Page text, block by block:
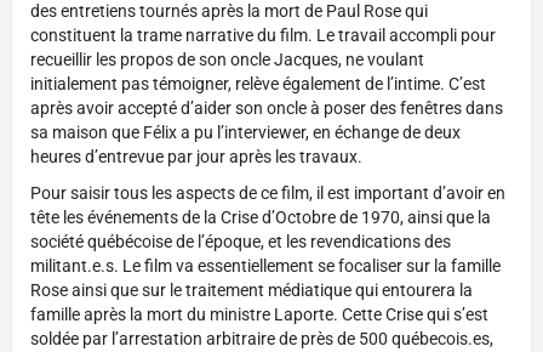
des entretiens tournés après la mort de Paul Rose qui
constituent la trame narrative du film. Le travail accompli pour
recueillir les propos de son oncle Jacques, ne voulant
initialement pas témoigner, relève également de l’intime. C’est
après avoir accepté d’aider son oncle à poser des fenêtres dans
sa maison que Félix a pu l’interviewer, en échange de deux
heures d’entrevue par jour après les travaux.
Pour saisir tous les aspects de ce film, il est important d’avoir en
tête les événements de la Crise d’Octobre de 1970, ainsi que la
société québécoise de l’époque, et les revendications des
militant.e.s. Le film va essentiellement se focaliser sur la famille
Rose ainsi que sur le traitement médiatique qui entourera la
famille après la mort du ministre Laporte. Cette Crise qui s’est
soldée par l’arrestation arbitraire de près de 500 québecois.es,